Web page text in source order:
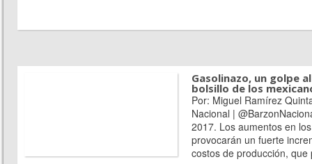
Gasolinazo, un golpe
bolsillo de los
Por: Miguel Ramírez
Nacional |
2017. Los aumentos en
provocarán un fuerte
costos de producción, que